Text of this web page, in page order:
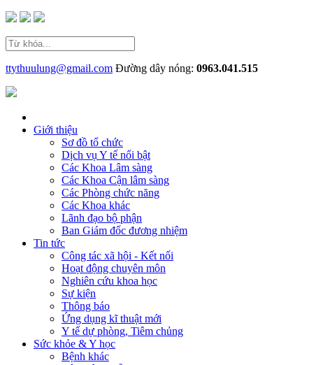
ttythuulung@gmail.com Đường dây nóng: 0963.041.515
Giới thiệu
Sơ đồ tổ chức
Dịch vụ Y tế nổi bật
Các Khoa Lâm sàng
Các Khoa Cận lâm sàng
Các Phòng chức năng
Các Khoa khác
Lãnh đạo bộ phận
Ban Giám đốc đương nhiệm
Tin tức
Công tác xã hội - Kết nối
Hoạt động chuyên môn
Nghiên cứu khoa học
Sự kiện
Thông báo
Ứng dụng kĩ thuật mới
Y tế dự phòng, Tiêm chủng
Sức khỏe & Y học
Bệnh khác